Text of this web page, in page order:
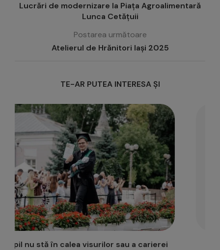
Lucrări de modernizare la Piața Agroalimentară
Lunca Cetățuii
Postarea următoare
Atelierul de Hrănitori Iași 2025
TE-AR PUTEA INTERESA ȘI
Începe la Iași Concursul Național de creație